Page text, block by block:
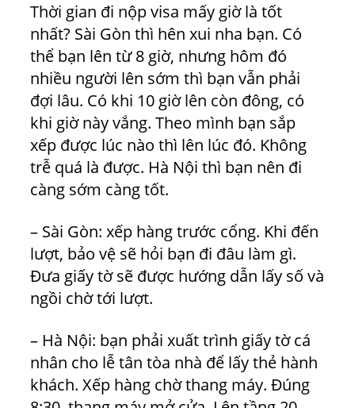
Thời gian đi nộp visa mấy giờ là tốt
nhất? Sài Gòn thì hên xui nha bạn. Có
thể bạn lên từ 8 giờ, nhưng hôm đó
nhiều người lên sớm thì bạn vẫn phải
đợi lâu. Có khi 10 giờ lên còn đông, có
khi giờ này vắng. Theo mình bạn sắp
xếp được lúc nào thì lên lúc đó. Không
trễ quá là được. Hà Nội thì bạn nên đi
càng sớm càng tốt.
– Sài Gòn: xếp hàng trước cổng. Khi đến
lượt, bảo vệ sẽ hỏi bạn đi đâu làm gì.
Đưa giấy tờ sẽ được hướng dẫn lấy số và
ngồi chờ tới lượt.
– Hà Nội: bạn phải xuất trình giấy tờ cá
nhân cho lễ tân tòa nhà để lấy thẻ hành
khách. Xếp hàng chờ thang máy. Đúng